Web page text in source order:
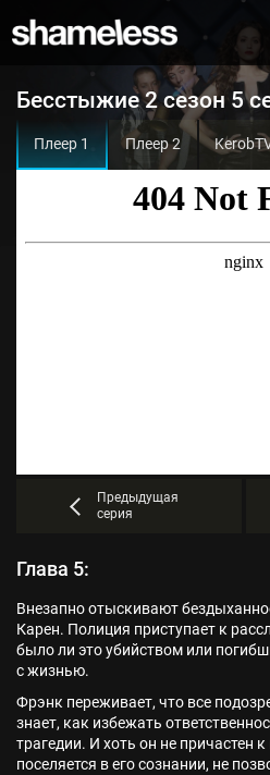
Бесстыжие 2 сезон 5
Плеер 1 Плеер 2
Предыдущая
серия
Глава 5:
Внезапно отыскивают
Карен. Полиция приступает к
было ли это убийством или
с жизнью.
Фрэнк переживает, что все
знает, как избежать
трагедии. И хоть он не причастен
поселяется в его сознании, не